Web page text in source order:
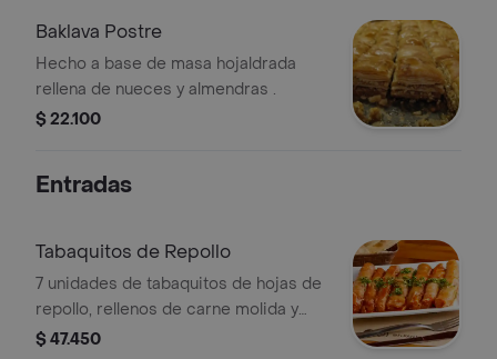
Baklava Postre
Hecho a base de masa hojaldrada
rellena de nueces y almendras .
$ 22.100
Entradas
Tabaquitos de Repollo
7 unidades de tabaquitos de hojas de
repollo, rellenos de carne molida y
arroz, acompañados de pan árabe.
$ 47.450